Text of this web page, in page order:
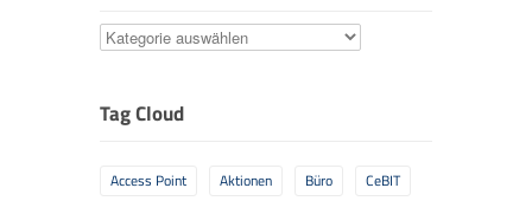
Kategorien
Tag Cloud
Access Point Aktionen Büro
CeBIT